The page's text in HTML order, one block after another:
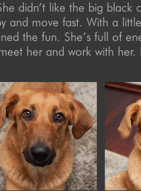
didn’t like the big black
and move fast. With a
the fun. She’s full of
her and work with her.